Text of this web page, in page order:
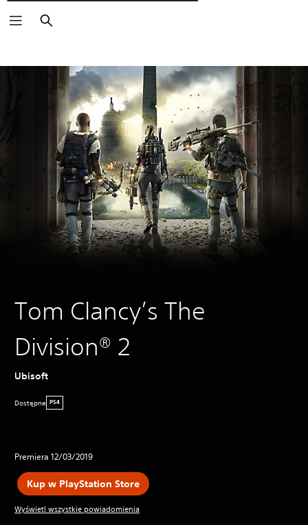
Wyszukaj
Tom Clancy’s The
Division® 2
Ubisoft
Dostępne PS4
Premiera 12/03/2019
Kup w PlayStation Store
Wyświetl wszystkie powiadomienia